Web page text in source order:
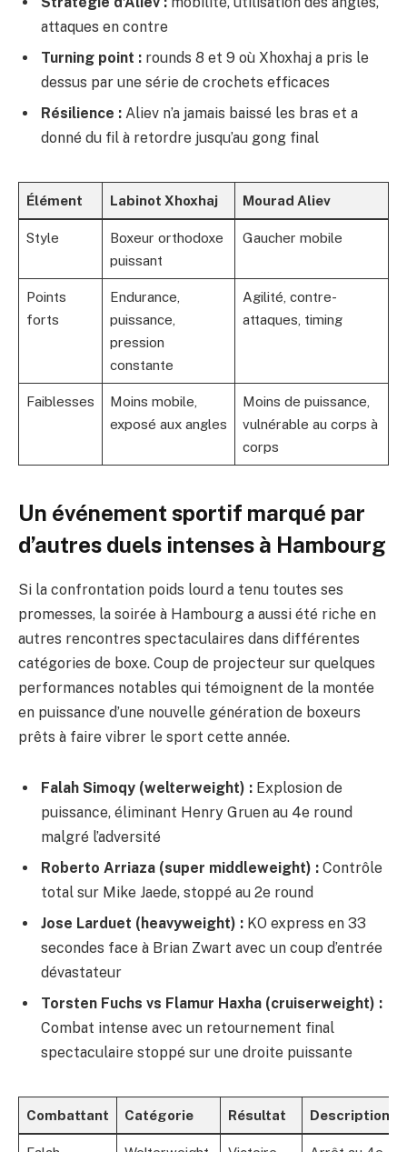
attaques en contre
Turning point : rounds 8 et 9 où Xhoxhaj a pris le
dessus par une série de crochets efficaces
Résilience : Aliev n’a jamais baissé les bras et a
donné du fil à retordre jusqu’au gong final
Élément Labinot Xhoxhaj Mourad Aliev
Style
Boxeur orthodoxe
puissant
Gaucher mobile
Points
forts
Endurance,
puissance,
pression
constante
Agilité, contre-
attaques, timing
Faiblesses
Moins mobile,
exposé aux angles
Moins de puissance,
vulnérable au corps à
corps
Un événement sportif marqué par
d’autres duels intenses à Hambourg
Si la confrontation poids lourd a tenu toutes ses
promesses, la soirée à Hambourg a aussi été riche en
autres rencontres spectaculaires dans différentes
catégories de boxe. Coup de projecteur sur quelques
performances notables qui témoignent de la montée
en puissance d’une nouvelle génération de boxeurs
prêts à faire vibrer le sport cette année.
Falah Simoqy (welterweight) : Explosion de
puissance, éliminant Henry Gruen au 4e round
malgré l’adversité
Roberto Arriaza (super middleweight) : Contrôle
total sur Mike Jaede, stoppé au 2e round
Jose Larduet (heavyweight) : KO express en 33
secondes face à Brian Zwart avec un coup d’entrée
dévastateur
Torsten Fuchs vs Flamur Haxha (cruiserweight) :
Combat intense avec un retournement final
spectaculaire stoppé sur une droite puissante
Combattant Catégorie Résultat Description